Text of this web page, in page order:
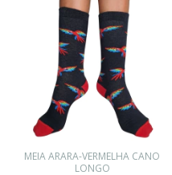
MEIA ARARA-VERMELHA CANO
LONGO